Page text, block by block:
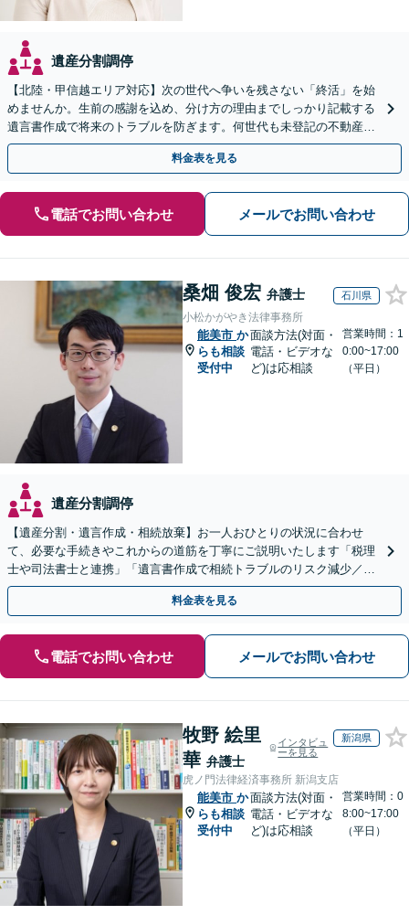
遺産分割調停
【北陸・甲信越エリア対応】次の世代へ争いを残さない「終活」を始
めませんか。生前の感謝を込め、分け方の理由までしっかり記載する
遺言書作成で将来のトラブルを防ぎます。何世代も未登記の不動産問
題も対応可能。【電話相談・WEB面談可】
料金表を見る
電話でお問い合わせ メールでお問い合わせ
桑畑 俊宏 弁護士 石川県
小松かがやき法律事務所
能美市 か
らも相談
受付中
面談方法(対面・
電話・ビデオな
ど)は応相談
営業時間：1
0:00~17:00
（平日）
遺産分割調停
【遺産分割・遺言作成・相続放棄】お一人おひとりの状況に合わせ
て、必要な手続きやこれからの道筋を丁寧にご説明いたします「税理
士や司法書士と連携」「遺言書作成で相続トラブルのリスク減少／形
式や内容について丁寧にアドバイス」
料金表を見る
電話でお問い合わせ メールでお問い合わせ
牧野 絵里
華 弁護士
インタビュ
ーを見る
新潟県
虎ノ門法律経済事務所 新潟支店
能美市 か
らも相談
受付中
面談方法(対面・
電話・ビデオな
ど)は応相談
営業時間：0
8:00~17:00
（平日）